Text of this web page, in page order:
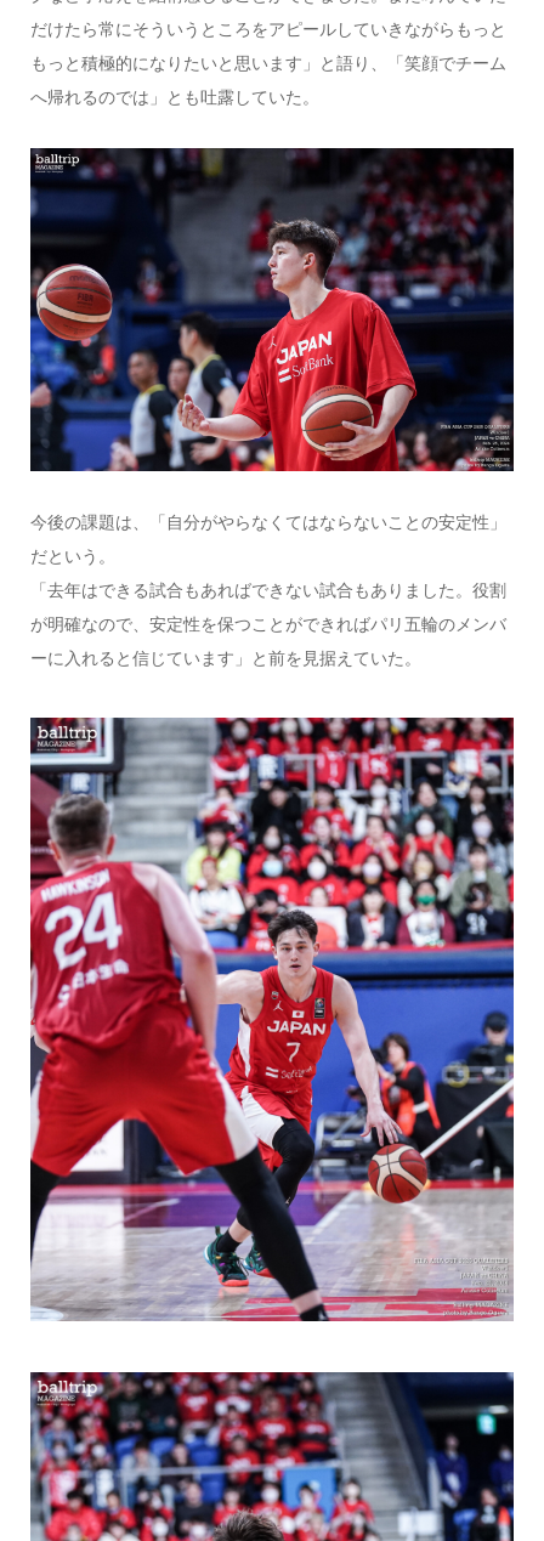
だけたら常にそういうところをアピールしていきながらもっと
もっと積極的になりたいと思います」と語り、「笑顔でチーム
へ帰れるのでは」とも吐露していた。
今後の課題は、「自分がやらなくてはならないことの安定性」
だという。
「去年はできる試合もあればできない試合もありました。役割
が明確なので、安定性を保つことができればパリ五輪のメンバ
ーに入れると信じています」と前を見据えていた。